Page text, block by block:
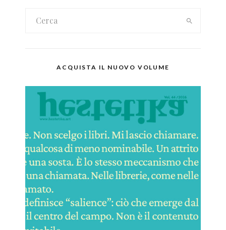
ACQUISTA IL NUOVO VOLUME